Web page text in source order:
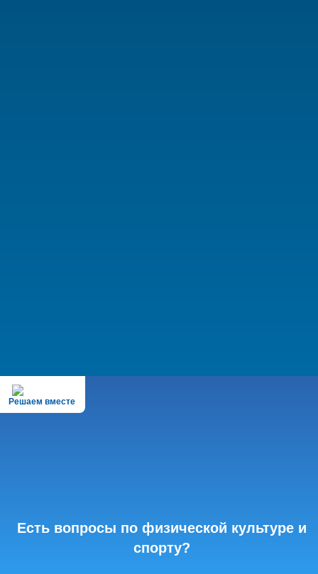
Решаем вместе
Есть вопросы по физической культуре и
спорту?